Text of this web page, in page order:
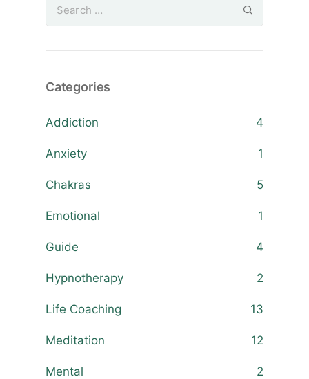
Categories
Addiction 4
Anxiety 1
Chakras 5
Emotional 1
Guide 4
Hypnotherapy 2
Life Coaching 13
Meditation 12
Mental 2